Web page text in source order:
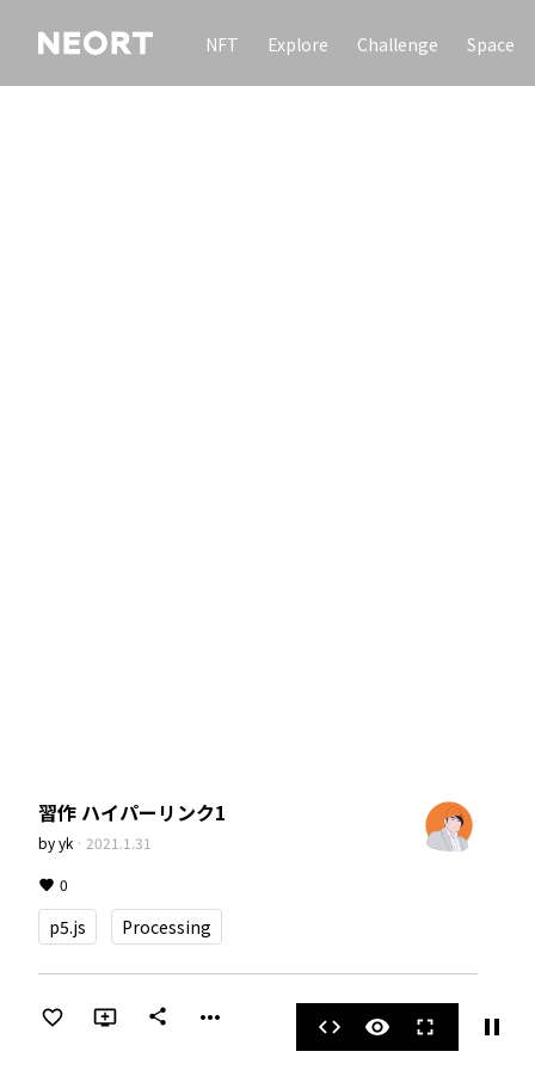
NFT Explore Challenge Space
習作 ハイパーリンク1
byyk · 2021.1.31
0
p5.js Processing
share more_horiz code visibility fullscreen pause